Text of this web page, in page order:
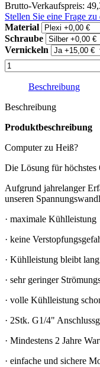
Brutto-Verkaufspreis:
Stellen Sie eine Frage
Material
Schraube
Vernickeln
Beschreibung
Beschreibung
Produktbeschreibung
Computer zu Heiß?
Die Lösung für
Aufgrund jahrelanger
unseren
· maximale Kühlleistung
· keine
· Kühlleistung bleibt
· sehr geringer
· volle Kühlleistung
· 2Stk. G1/4"
· Mindestens 2 Jahre
· einfache und sichere